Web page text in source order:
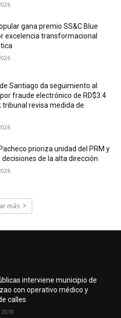
gana premio SS&C Blue
excelencia transformacional
Santiago da seguimiento al
fraude electrónico de RD$3.4
tribunal revisa medida de
prioriza unidad del PRM y
decisiones de la alta dirección
más
interviene municipio de
con operativo médico y
calles